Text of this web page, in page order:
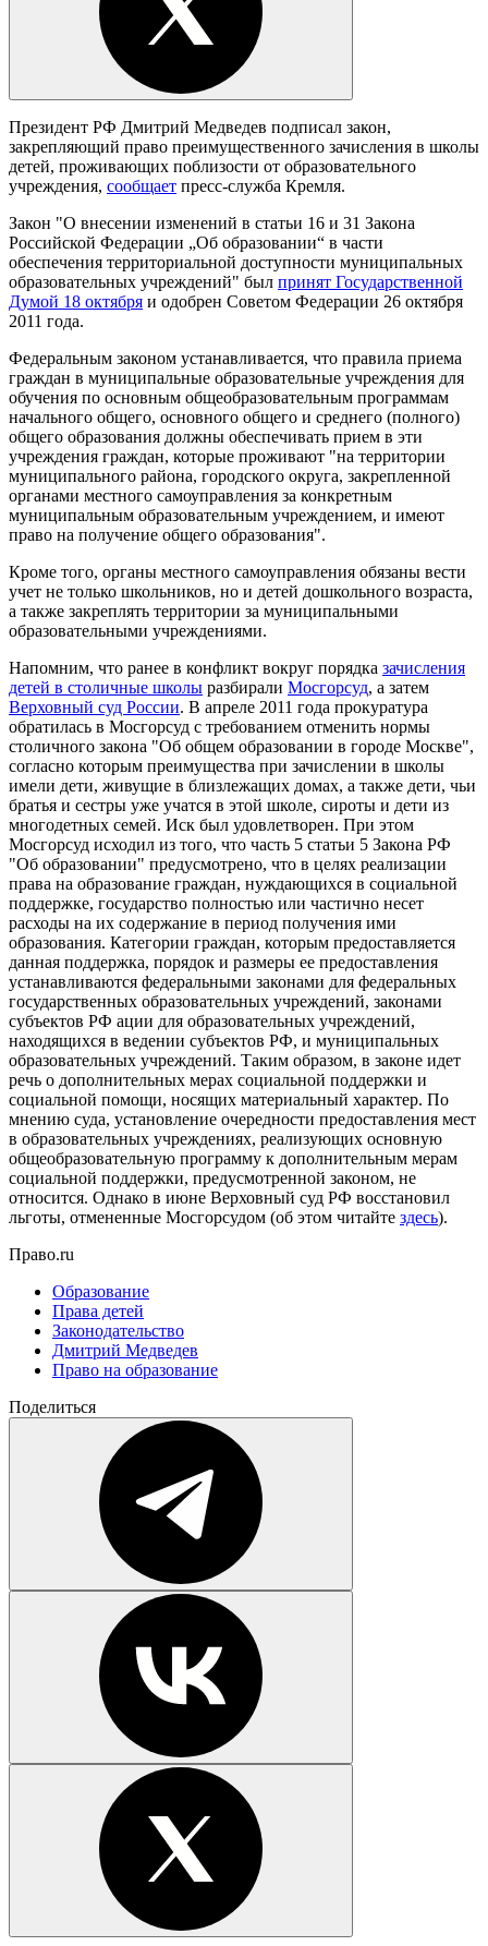
Президент РФ Дмитрий Медведев подписал закон,
закрепляющий право преимущественного зачисления в школы
детей, проживающих поблизости от образовательного
учреждения, сообщает пресс-служба Кремля.
Закон "О внесении изменений в статьи 16 и 31 Закона
Российской Федерации „Об образовании“ в части
обеспечения территориальной доступности муниципальных
образовательных учреждений" был принят Государственной
Думой 18 октября и одобрен Советом Федерации 26 октября
2011 года.
Федеральным законом устанавливается, что правила приема
граждан в муниципальные образовательные учреждения для
обучения по основным общеобразовательным программам
начального общего, основного общего и среднего (полного)
общего образования должны обеспечивать прием в эти
учреждения граждан, которые проживают "на территории
муниципального района, городского округа, закрепленной
органами местного самоуправления за конкретным
муниципальным образовательным учреждением, и имеют
право на получение общего образования".
Кроме того, органы местного самоуправления обязаны вести
учет не только школьников, но и детей дошкольного возраста,
а также закреплять территории за муниципальными
образовательными учреждениями.
Напомним, что ранее в конфликт вокруг порядка зачисления
детей в столичные школы разбирали Мосгорсуд, а затем
Верховный суд России. В апреле 2011 года прокуратура
обратилась в Мосгорсуд с требованием отменить нормы
столичного закона "Об общем образовании в городе Москве",
согласно которым преимущества при зачислении в школы
имели дети, живущие в близлежащих домах, а также дети, чьи
братья и сестры уже учатся в этой школе, сироты и дети из
многодетных семей. Иск был удовлетворен. При этом
Мосгорсуд исходил из того, что часть 5 статьи 5 Закона РФ
"Об образовании" предусмотрено, что в целях реализации
права на образование граждан, нуждающихся в социальной
поддержке, государство полностью или частично несет
расходы на их содержание в период получения ими
образования. Категории граждан, которым предоставляется
данная поддержка, порядок и размеры ее предоставления
устанавливаются федеральными законами для федеральных
государственных образовательных учреждений, законами
субъектов РФ ации для образовательных учреждений,
находящихся в ведении субъектов РФ, и муниципальных
образовательных учреждений. Таким образом, в законе идет
речь о дополнительных мерах социальной поддержки и
социальной помощи, носящих материальный характер. По
мнению суда, установление очередности предоставления мест
в образовательных учреждениях, реализующих основную
общеобразовательную программу к дополнительным мерам
социальной поддержки, предусмотренной законом, не
относится. Однако в июне Верховный суд РФ восстановил
льготы, отмененные Мосгорсудом (об этом читайте здесь).
Право.ru
Образование
Права детей
Законодательство
Дмитрий Медведев
Право на образование
Поделиться